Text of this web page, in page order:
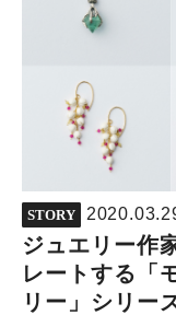
STORY
ジュエリー作
レートする「
リー」シリー